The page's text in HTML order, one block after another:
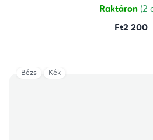
Raktáron (2
Ft2 200
Bézs Kék